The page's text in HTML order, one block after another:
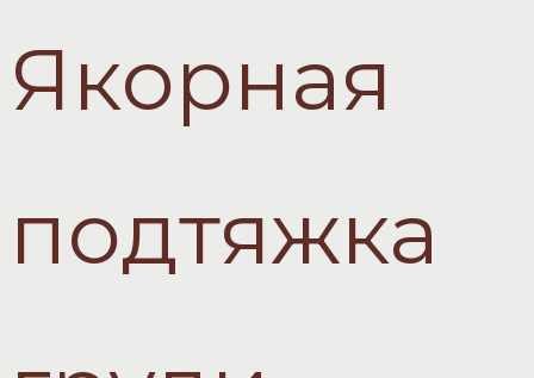
Якорная
подтяжка